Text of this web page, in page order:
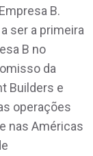
B.
ser a primeira
B no
da
Builders e
operações
nas Américas